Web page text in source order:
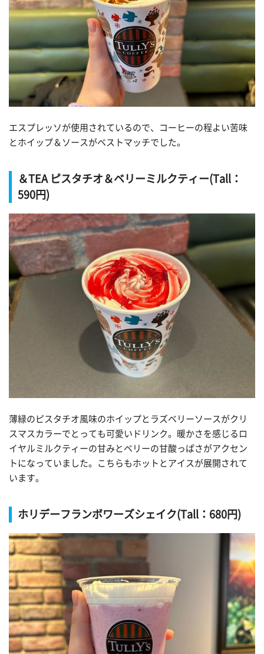
エスプレッソが使用されているので、コーヒーの程よい苦味
とホイップ＆ソースがベストマッチでした。
＆TEA ピスタチオ＆ベリーミルクティー(Tall：
590円)
薄緑のピスタチオ風味のホイップとラズベリーソースがクリ
スマスカラーでとっても可愛いドリンク。暖かさを感じるロ
イヤルミルクティーの甘みとベリーの甘酸っぱさがアクセン
トになっていました。こちらもホットとアイスが展開されて
います。
ホリデーフランボワーズシェイク(Tall：680円)